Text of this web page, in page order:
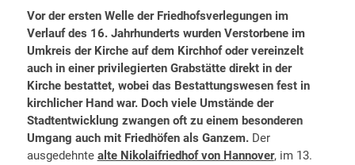
Vor der ersten Welle der Friedhofsverlegungen im
Verlauf des 16. Jahrhunderts wurden Verstorbene im
Umkreis der Kirche auf dem Kirchhof oder vereinzelt
auch in einer privilegierten Grabstätte direkt in der
Kirche bestattet, wobei das Bestattungswesen fest in
kirchlicher Hand war. Doch viele Umstände der
Stadtentwicklung zwangen oft zu einem besonderen
Umgang auch mit Friedhöfen als Ganzem.Der
ausgedehnte alte Nikolaifriedhof von Hannover, im 13.